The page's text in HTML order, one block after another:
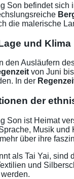
Son befindet sich
die malerische
und Klima
den Ausläufern
von Juni
In der
der
Son ist Heimat
Musik
über ihre
als Tai Yai,
und